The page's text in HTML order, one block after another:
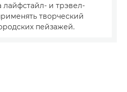
лайфстайл- и трэвел-
творческий
пейзажей.